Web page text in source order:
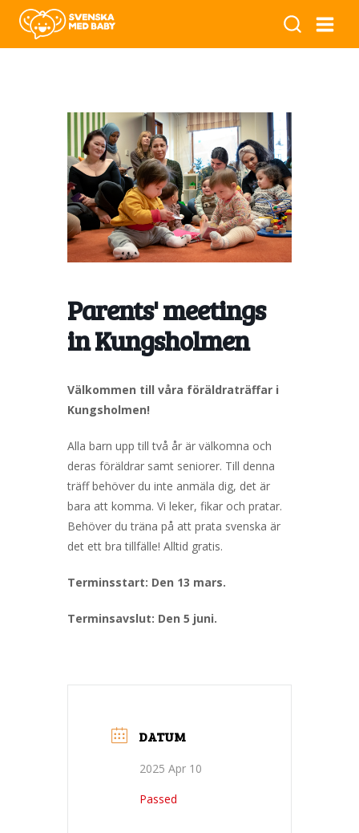
Parents' meetings
in Kungsholmen
Välkommen till våra föräldraträffar i
Kungsholmen!
Alla barn upp till två år är välkomna och
deras föräldrar samt seniorer. Till denna
träff behöver du inte anmäla dig, det är
bara att komma. Vi leker, fikar och pratar.
Behöver du träna på att prata svenska är
det ett bra tillfälle! Alltid gratis.
Terminsstart: Den 13 mars.
Terminsavslut: Den 5 juni.
DATUM
2025 Apr 10
Passed